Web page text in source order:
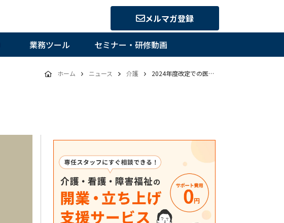
メルマガ登録
業務ツール セミナー・研修動画
ホーム ニュース 介護 2024年度改定での医療介護連携推進加速に向けた5つの論点